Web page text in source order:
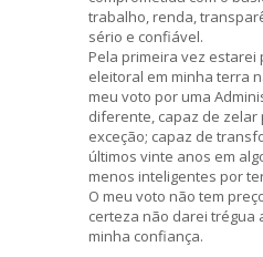
trabalho, renda,
sério e confiável.
Pela primeira vez
eleitoral em minha terra
meu voto por uma
diferente, capaz de
exceção; capaz de
últimos vinte anos em
menos inteligentes por
O meu voto não tem
certeza não darei trégua
minha confiança.